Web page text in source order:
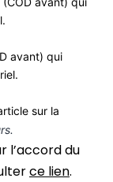
avant) qui
sur la
l’accord du
ce lien.